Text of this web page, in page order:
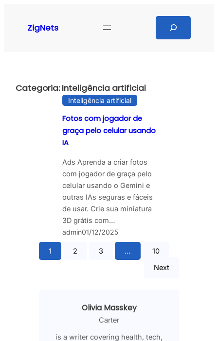
ZigNets
Categoria:Inteligência artificial
Inteligência artificial
Fotos com jogador de
graça pelo celular usando
IA
Ads Aprenda a criar fotos
com jogador de graça pelo
celular usando o Gemini e
outras IAs seguras e fáceis
de usar. Crie sua miniatura
3D grátis com…
admin01/12/2025
1 2 3 …
10
Next
Olivia Masskey
Carter
is a writer covering health, tech,